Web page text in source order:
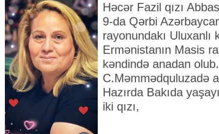
Həcər Fazil qızı
9-da Qərbi
rayonundakı Uluxanlı
Ermənistanın Masis
kəndində anadan
C.Məmmədquluzadə
Hazırda Bakıda
iki qızı,